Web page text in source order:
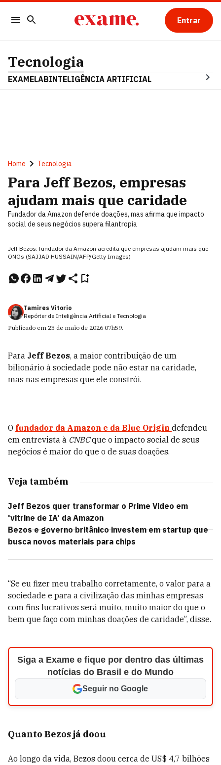
Entrar
Tecnologia
EXAMELABINTELIGÊNCIA ARTIFICIAL
Home Tecnologia
Para Jeff Bezos, empresas
ajudam mais que caridade
Fundador da Amazon defende doações, mas afirma que impacto
social de seus negócios supera filantropia
Jeff Bezos: fundador da Amazon acredita que empresas ajudam mais que
ONGs (SAJJAD HUSSAIN/AFP/Getty Images)
Tamires Vitorio
Repórter de Inteligência Artificial e Tecnologia
Publicado em 23 de maio de 2026 07h59.
Para Jeff Bezos, a maior contribuição de um
bilionário à sociedade pode não estar na caridade,
mas nas empresas que ele constrói.
O fundador da Amazon e da Blue Origin defendeu
em entrevista à CNBCque o impacto social de seus
negócios é maior do que o de suas doações.
Veja também
Jeff Bezos quer transformar o Prime Video em
'vitrine de IA' da Amazon
Bezos e governo britânico investem em startup que
busca novos materiais para chips
“Se eu fizer meu trabalho corretamente, o valor para a
sociedade e para a civilização das minhas empresas
com fins lucrativos será muito, muito maior do que o
bem que faço com minhas doações de caridade”, disse.
Siga a Exame e fique por dentro das últimas
notícias do Brasil e do Mundo
Seguir no Google
Quanto Bezos já doou
Ao longo da vida, Bezos doou cerca de US$ 4,7 bilhões